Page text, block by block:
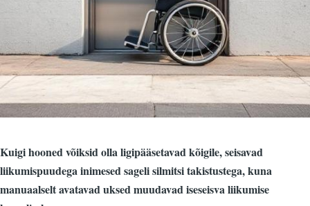
Kuigi hooned võiksid olla ligipääsetavad kõigile, seisavad
liikumispuudega inimesed sageli silmitsi takistustega, kuna
manuaalselt avatavad uksed muudavad iseseisva liikumise